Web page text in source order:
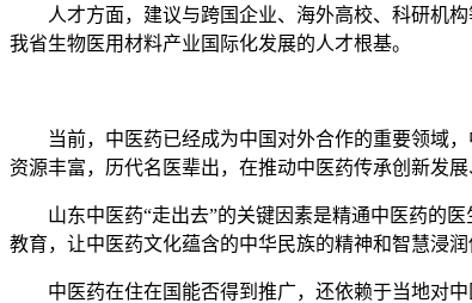
人才方面，建议与跨国企业、海外高校、科研机构
我省生物医用材料产业国际化发展的人才根基。
当前，中医药已经成为中国对外合作的重要领域，
资源丰富，历代名医辈出，在推动中医药传承创新发
山东中医药“走出去”的关键因素是精通中医药的医
教育，让中医药文化蕴含的中华民族的精神和智慧浸
中医药在住在国能否得到推广，还依赖于当地对中